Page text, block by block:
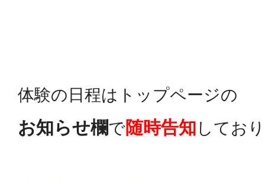
体験の日程はトップページの
お知らせ欄で随時告知 してお